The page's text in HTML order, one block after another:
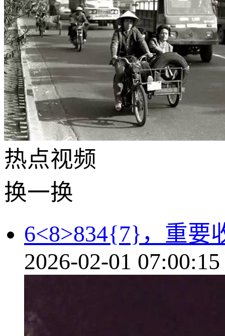
热点视频
换一换
6<8>834{7}，重要
2026-02-01 07:00:15